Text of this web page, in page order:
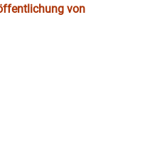
von